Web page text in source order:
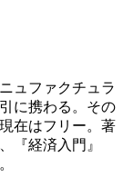
ュファクチュラ
に携わる。その
在はフリー。著
『経済入門』